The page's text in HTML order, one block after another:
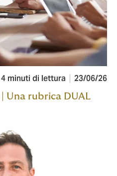
4 minuti di lettura 23/06/26
Una rubrica DUAL